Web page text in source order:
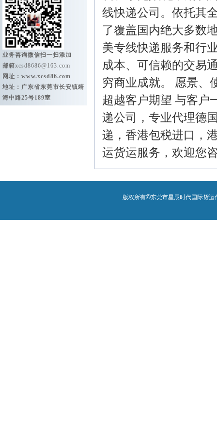
业务咨询微信扫一扫添加
邮箱xcsd8686@163.com
网址： www.xcsd86.com
地址：广东省东莞市长安镇靖
海中路25号189室
线快递公司。依托其
了覆盖国内绝大多数
美专线快递服务和行
成本、可信赖的交易
穷商业成就。 愿景、
超越客户期望 与客户
递公司，专业代理德
递，香港包税进口，
运货运服务，欢迎您
版权所有©东莞市星辰时代国际货